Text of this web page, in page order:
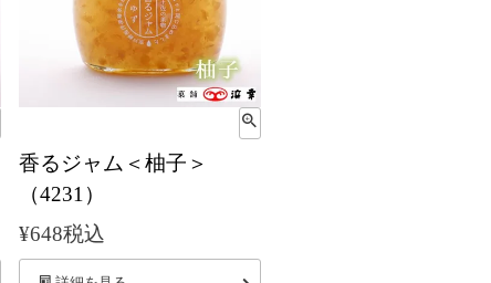
香るジャム＜柚子＞
（4231）
¥648税込